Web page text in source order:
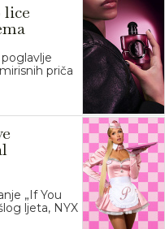
lice
priča
„If You
ljeta, NYX